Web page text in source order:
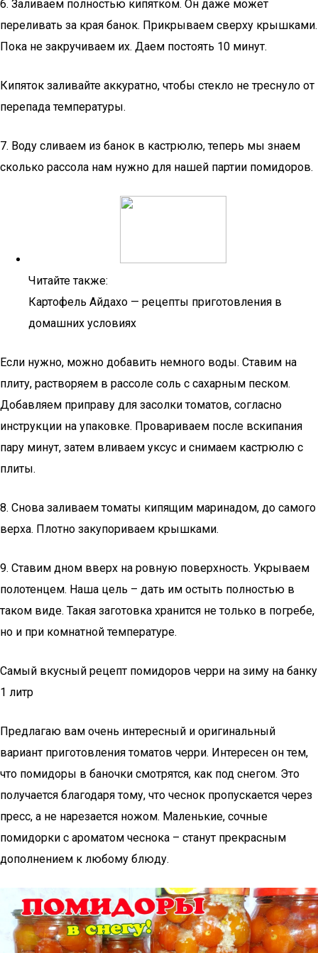
6. Заливаем полностью кипятком. Он даже может
переливать за края банок. Прикрываем сверху крышками.
Пока не закручиваем их. Даем постоять 10 минут.
Кипяток заливайте аккуратно, чтобы стекло не треснуло от
перепада температуры.
7. Воду сливаем из банок в кастрюлю, теперь мы знаем
сколько рассола нам нужно для нашей партии помидоров.
Читайте также:
Картофель Айдахо — рецепты приготовления в
домашних условиях
Если нужно, можно добавить немного воды. Ставим на
плиту, растворяем в рассоле соль с сахарным песком.
Добавляем приправу для засолки томатов, согласно
инструкции на упаковке. Провариваем после вскипания
пару минут, затем вливаем уксус и снимаем кастрюлю с
плиты.
8. Снова заливаем томаты кипящим маринадом, до самого
верха. Плотно закупориваем крышками.
9. Ставим дном вверх на ровную поверхность. Укрываем
полотенцем. Наша цель – дать им остыть полностью в
таком виде. Такая заготовка хранится не только в погребе,
но и при комнатной температуре.
Самый вкусный рецепт помидоров черри на зиму на банку
1 литр
Предлагаю вам очень интересный и оригинальный
вариант приготовления томатов черри. Интересен он тем,
что помидоры в баночки смотрятся, как под снегом. Это
получается благодаря тому, что чеснок пропускается через
пресс, а не нарезается ножом. Маленькие, сочные
помидорки с ароматом чеснока – станут прекрасным
дополнением к любому блюду.